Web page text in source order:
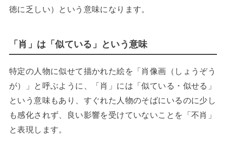
徳に乏しい）という意味になります。
「肖」は「似ている」という意味
特定の人物に似せて描かれた絵を「肖像画（しょうぞう
が）」と呼ぶように、「肖」には「似ている・似せる」
という意味もあり、すぐれた人物のそばにいるのに少し
も感化されず、良い影響を受けていないことを「不肖」
と表現します。